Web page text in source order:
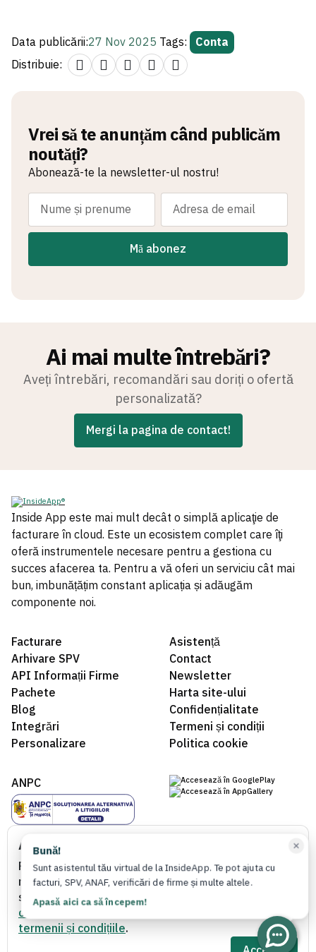
Acest site folosește cookie-uri
Folosim cookie-uri pentru a ne asigura că aveți cea
mai bună experiență pe site-ul nostru. Continuând
să utilizați site-ul nostru, acceptați utilizarea
cookie-urilor
politica de confidențialitate
termenii și condițiile.
Data publicării:27 Nov 2025 Tags: Conta
Distribuie:
Vrei să te anunțăm când publicăm
noutăți?
Abonează-te la newsletter-ul nostru!
Mă abonez
Ai mai multe întrebări?
Aveți întrebări, recomandări sau doriți o ofertă
personalizată?
Mergi la pagina de contact!
Inside App este mai mult decât o simplă aplicaţie de
facturare în cloud. Este un ecosistem complet care îţi
oferă instrumentele necesare pentru a gestiona cu
succes afacerea ta. Pentru a vă oferi un serviciu cât mai
bun, imbunățățim constant aplicația și adăugăm
componente noi.
Facturare
Arhivare SPV
API Informații Firme
Pachete
Blog
Integrări
Personalizare
Asistență
Contact
Newsletter
Harta site-ului
Confidențialitate
Termeni și condiții
Politica cookie
ANPC
© 2022 - 2026 InsideApp®. Toate drepturile rezervate.
Powered byAninu Apps®
Bună!
Sunt asistentul tău virtual de la InsideApp. Te pot ajuta cu
facturi, SPV, ANAF, verificări de firme și multe altele.
Apasă aici ca să începem!